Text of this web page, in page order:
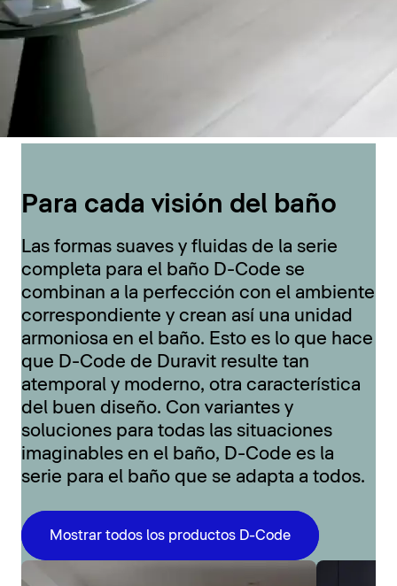
Para cada visión del baño
Las formas suaves y fluidas de la serie
completa para el baño D-Code se
combinan a la perfección con el ambiente
correspondiente y crean así una unidad
armoniosa en el baño. Esto es lo que hace
que D-Code de Duravit resulte tan
atemporal y moderno, otra característica
del buen diseño. Con variantes y
soluciones para todas las situaciones
imaginables en el baño, D-Code es la
serie para el baño que se adapta a todos.
Mostrar todos los productos D-Code